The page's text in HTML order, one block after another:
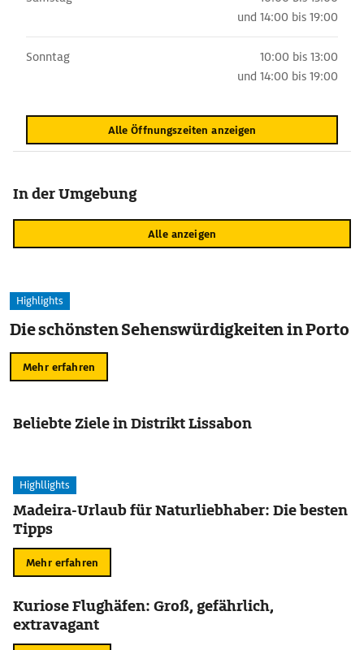
und 14:00 bis 19:00
Sonntag
10:00 bis 13:00
und 14:00 bis 19:00
Alle Öffnungszeiten anzeigen
In der Umgebung
Alle anzeigen
Highlights
Die schönsten Sehenswürdigkeiten in Porto
Mehr erfahren
Beliebte Ziele in Distrikt Lissabon
Highllights
Madeira-Urlaub für Naturliebhaber: Die besten
Tipps
Mehr erfahren
Kuriose Flughäfen: Groß, gefährlich,
extravagant